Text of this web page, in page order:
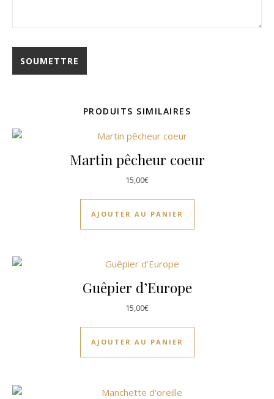
PRODUITS SIMILAIRES
Martin pêcheur coeur
15,00€
AJOUTER AU PANIER
Guêpier d’Europe
15,00€
AJOUTER AU PANIER